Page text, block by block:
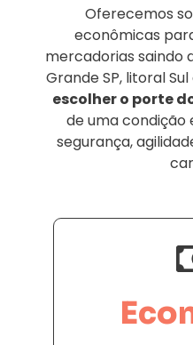
Oferecemos
econômicas
mercadorias saindo
Grande SP, litoral
escolher o porte
de uma condição
segurança,